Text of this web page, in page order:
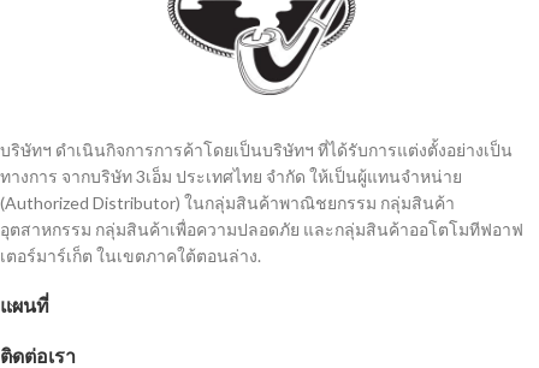
บริษัทฯ ดำเนินกิจการการค้าโดยเป็นบริษัทฯ ที่ได้รับการแต่งตั้งอย่างเป็น
ทางการ จากบริษัท 3เอ็ม ประเทศไทย จํากัด ให้เป็นผู้แทนจำหน่าย
(Authorized Distributor) ในกลุ่มสินค้าพาณิชยกรรม กลุ่มสินค้า
อุตสาหกรรม กลุ่มสินค้าเพื่อความปลอดภัย และกลุ่มสินค้าออโตโมทีฟอาฟ
เตอร์มาร์เก็ต ในเขตภาคใต้ตอนล่าง.
แผนที่
ติดต่อเรา